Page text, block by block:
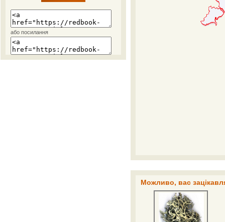
або посилання
Можливо, вас